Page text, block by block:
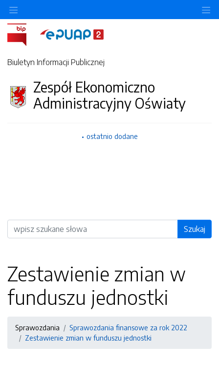
Biuletyn Informacji Publicznej
Zespół Ekonomiczno
Administracyjny Oświaty
ostatnio dodane
Wyszukiwarka Szukaj
Zestawienie zmian w
funduszu jednostki
Sprawozdania
Sprawozdania finansowe za rok 2022
Zestawienie zmian w funduszu jednostki